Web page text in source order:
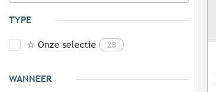
TYPE
☆ Onze selectie 28
WANNEER